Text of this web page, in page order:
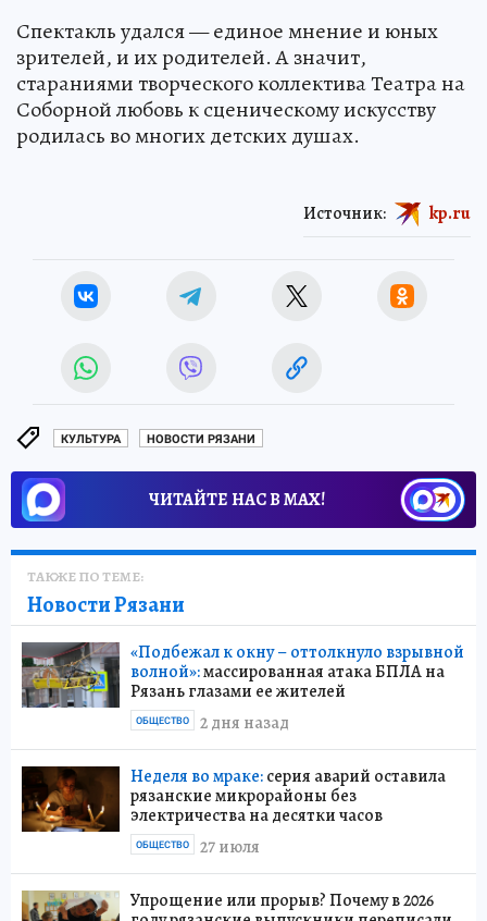
Спектакль удался — единое мнение и юных
зрителей, и их родителей. А значит,
стараниями творческого коллектива Театра на
Соборной любовь к сценическому искусству
родилась во многих детских душах.
Источник: kp.ru
КУЛЬТУРА НОВОСТИ РЯЗАНИ
ЧИТАЙТЕ НАС В МАХ!
ТАКЖЕ ПО ТЕМЕ:
Новости Рязани
«Подбежал к окну – оттолкнуло взрывной
волной»:массированная атака БПЛА на
Рязань глазами ее жителей
2 дня назад
ОБЩЕСТВО
Неделя во мраке:серия аварий оставила
рязанские микрорайоны без
электричества на десятки часов
27 июля
ОБЩЕСТВО
Упрощение или прорыв? Почему в 2026